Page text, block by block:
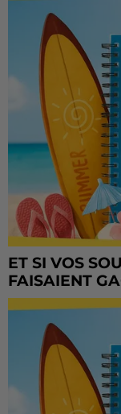
ET SI VOS
FAISAIENT